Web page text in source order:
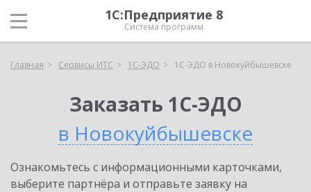
1С:Предприятие 8
Система программ
Главная Сервисы ИТС 1С-ЭДО 1С-ЭДО в Новокуйбышевске
Заказать 1С-ЭДО
в Новокуйбышевске
Ознакомьтесь с информационными карточками,
выберите партнёра и отправьте заявку на